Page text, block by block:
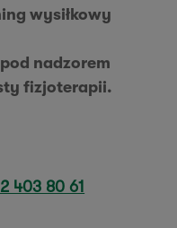
wysiłkowy
nadzorem
fizjoterapii.
403 80 61